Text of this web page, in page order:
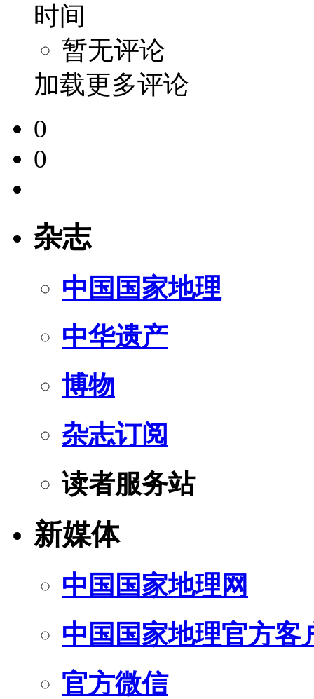
时间
暂无评论
加载更多评论
0
0
杂志
中国国家地理
中华遗产
博物
杂志订阅
读者服务站
新媒体
中国国家地理网
中国国家地理官方客
官方微信